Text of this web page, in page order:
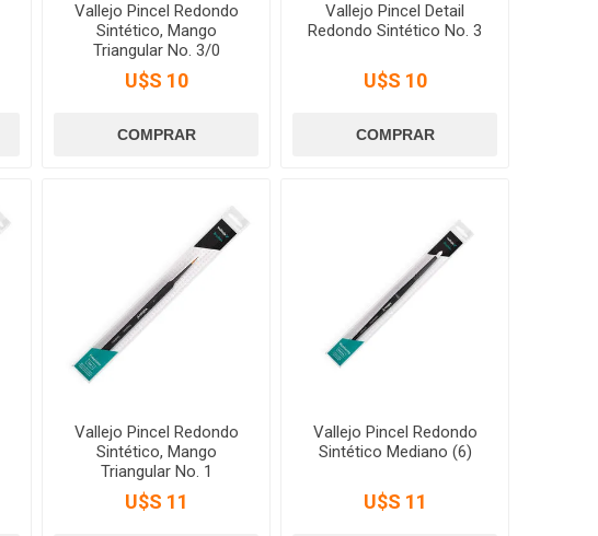
Vallejo Pincel Redondo
Sintético, Mango
Triangular No. 3/0
U$S 10
Vallejo Pincel Detail
Redondo Sintético No. 3
U$S 10
Vallejo Pincel Redondo
Sintético, Mango
Triangular No. 1
U$S 11
Vallejo Pincel Redondo
Sintético Mediano (6)
U$S 11